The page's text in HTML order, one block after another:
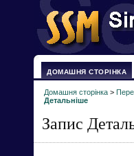
ДОМАШНЯ СТОРІНКА
Домашня сторінка >
Детальніше
Запис